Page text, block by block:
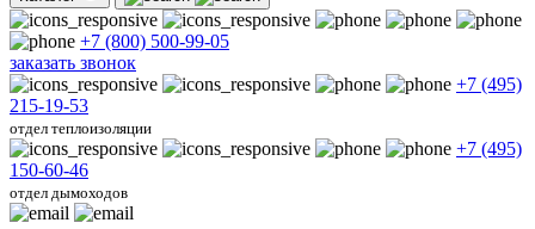
+7 (800) 500-99-05
заказать звонок
+7 (495)
215-19-53
отдел теплоизоляции
+7 (495)
150-60-46
отдел дымоходов